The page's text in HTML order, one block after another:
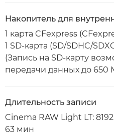
Накопитель для
1 карта CFexpress
1 SD-карта (SD/SDHC/
(Запись на SD-карту
передачи данных до 650
Длительность записи
Cinema RAW Light LT:
63 мин